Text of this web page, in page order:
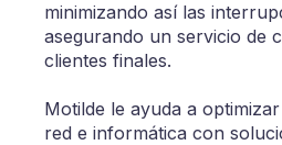
minimizando así las
asegurando un servicio de
clientes finales.
Motilde le ayuda a
red e informática con